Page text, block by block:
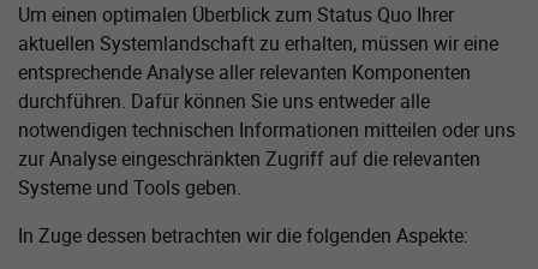
Um einen optimalen Überblick zum Status Quo Ihrer
aktuellen Systemlandschaft zu erhalten, müssen wir eine
entsprechende Analyse aller relevanten Komponenten
durchführen. Dafür können Sie uns entweder alle
notwendigen technischen Informationen mitteilen oder uns
zur Analyse eingeschränkten Zugriff auf die relevanten
Systeme und Tools geben.
In Zuge dessen betrachten wir die folgenden Aspekte: